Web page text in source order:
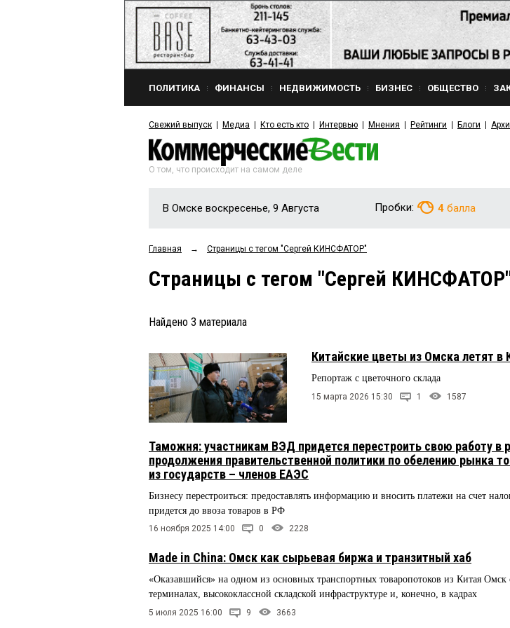
ПОЛИТИКА ФИНАНСЫ НЕДВИЖИМОСТЬ БИЗНЕС ОБЩЕСТВО
Свежий выпуск Медиа Кто есть кто Интервью Мнения Рейтинги Блоги
О том, что происходит на самом деле
В Омске воскресенье, 9 Августа Пробки: 4 балла
Главная → Страницы c тегом "Сергей КИНСФАТОР"
Страницы c тегом "Сергей
Найдено 3 материала
Китайские цветы из Омска летят в
Репортаж с цветочного склада
15 марта 2026 15:30 1 1587
Таможня: участникам ВЭД придется перестроить свою работу в
продолжения правительственной политики по обелению рынка
из государств – членов ЕАЭС
Бизнесу перестроиться: предоставлять информацию и вносить платежи на счет
придется до ввоза товаров в РФ
16 ноября 2025 14:00 0 2228
Made in China: Омск как сырьевая биржа и транзитный хаб
«Оказавшийся» на одном из основных транспортных товаропотоков из Китая Омск
терминалах, высококлассной складской инфраструктуре и, конечно, в кадрах
5 июля 2025 16:00 9 3663